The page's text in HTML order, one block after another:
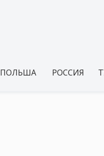
ПОЛЬША РОССИЯ